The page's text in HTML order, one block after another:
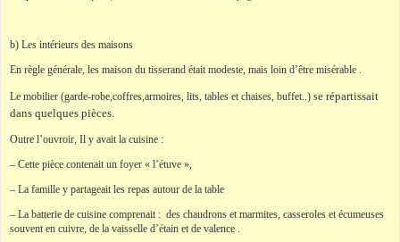
b) Les intérieurs des maisons
En règle générale, les maison du tisserand était modeste, mais loin d’être misérable .
Le mobilier (garde-robe,coffres,armoires, lits, tables et chaises, buffet..) se répartissait
dans quelques pièces.
Outre l’ouvroir, Il y avait la cuisine :
– Cette pièce contenait un foyer « l’étuve »,
– La famille y partageait les repas autour de la table
– La batterie de cuisine comprenait : des chaudrons et marmites, casseroles et écumeuses
souvent en cuivre, de la vaisselle d’étain et de valence .